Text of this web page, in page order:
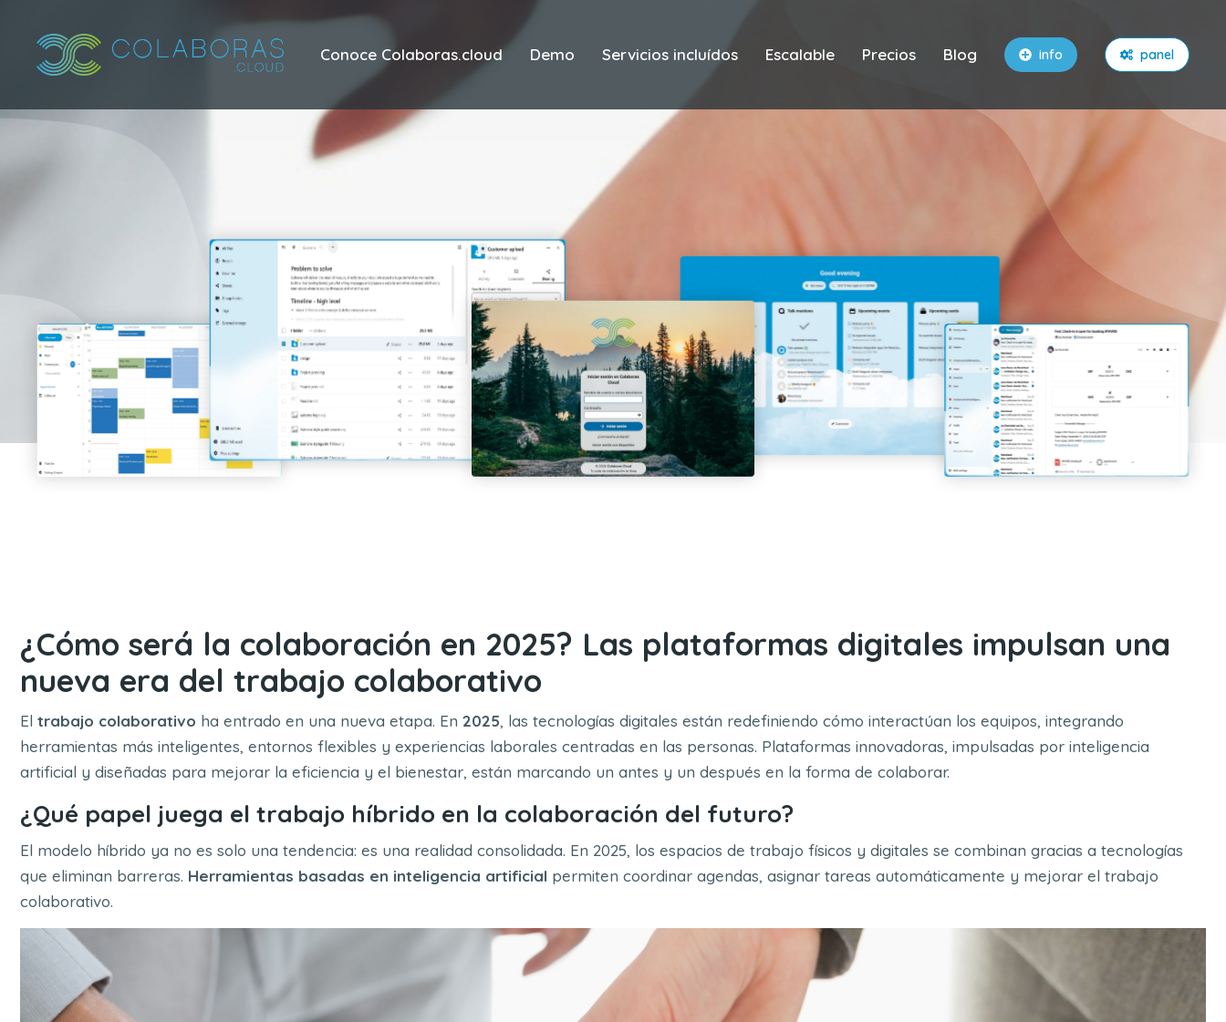
Conoce Colaboras.cloud Demo Servicios incluídos Escalable Precios Blog info panel
¿Cómo será la colaboración en 2025? Las plataformas digitales impulsan una
nueva era del trabajo colaborativo
El trabajo colaborativo ha entrado en una nueva etapa. En 2025, las tecnologías digitales están redefiniendo cómo interactúan los equipos, integrando
herramientas más inteligentes, entornos flexibles y experiencias laborales centradas en las personas. Plataformas innovadoras, impulsadas por inteligencia
artificial y diseñadas para mejorar la eficiencia y el bienestar, están marcando un antes y un después en la forma de colaborar.
¿Qué papel juega el trabajo híbrido en la colaboración del futuro?
El modelo híbrido ya no es solo una tendencia: es una realidad consolidada. En 2025, los espacios de trabajo físicos y digitales se combinan gracias a tecnologías
que eliminan barreras. Herramientas basadas en inteligencia artificial permiten coordinar agendas, asignar tareas automáticamente y mejorar el trabajo
colaborativo.